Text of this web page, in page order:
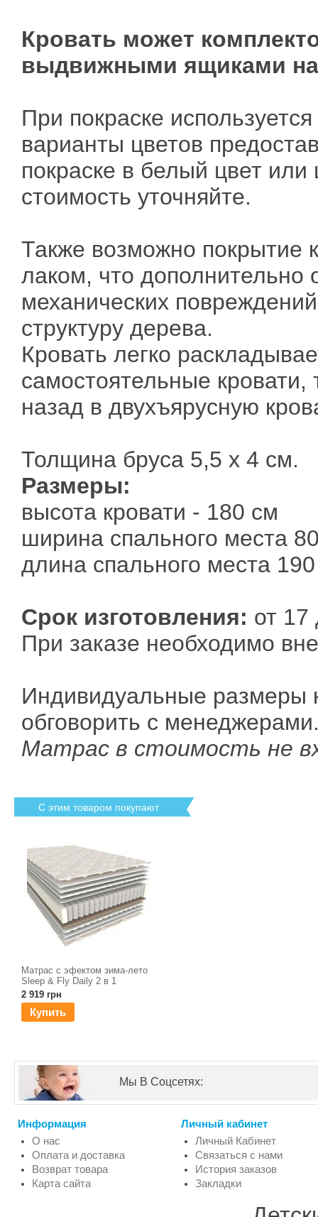
Кровать может
выдвижными ящиками на
При покраске
варианты цветов
покраске в белый цвет или
стоимость уточняйте.
Также возможно покрытие
лаком, что дополнительно
механических
структуру дерева.
Кровать легко
самостоятельные кровати,
назад в двухъярусную
Толщина бруса 5,5 х 4 см.
Размеры:
высота кровати - 180 см
ширина спального места
длина спального места
Срок изготовления: от 17
При заказе необходимо
Индивидуальные размеры
обговорить с
Матрас в стоимость не
С этим товаром покупают
Матрас с эфектом зима-лето
Sleep & Fly Daily 2 в 1
2 919 грн
Купить
Мы В Соцсетях:
Информация
О нас
Оплата и доставка
Возврат товара
Карта сайта
Личный кабинет
Личный Кабинет
Связаться с нами
История заказов
Закладки